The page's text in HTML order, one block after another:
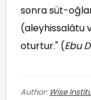
sonra süt-
(aleyhissalâtu
oturtur." (Ebu
Author: Wise